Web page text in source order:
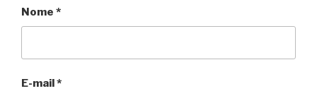
Nome *
E-mail *